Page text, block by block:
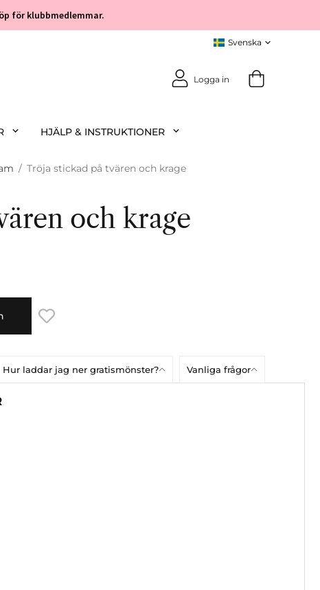
för klubbmedlemmar.
Logga in
HJÄLP & INSTRUKTIONER
/ Tröja stickad på tvären och krage
och krage
Hur laddar jag ner gratismönster? Vanliga frågor